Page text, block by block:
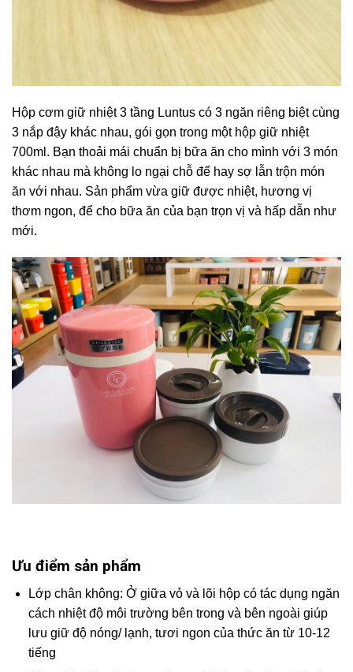
Hộp cơm giữ nhiệt 3 tầng Luntus có 3 ngăn riêng biệt cùng
3 nắp đậy khác nhau, gói gọn trong một hộp giữ nhiệt
700ml. Bạn thoải mái chuẩn bị bữa ăn cho mình với 3 món
khác nhau mà không lo ngại chỗ để hay sợ lẫn trộn món
ăn với nhau. Sản phẩm vừa giữ được nhiệt, hương vị
thơm ngon, để cho bữa ăn của bạn trọn vị và hấp dẫn như
mới.
Ưu điểm sản phẩm
Lớp chân không: Ở giữa vỏ và lõi hộp có tác dụng ngăn
cách nhiệt độ môi trường bên trong và bên ngoài giúp
lưu giữ độ nóng/ lạnh, tươi ngon của thức ăn từ 10-12
tiếng